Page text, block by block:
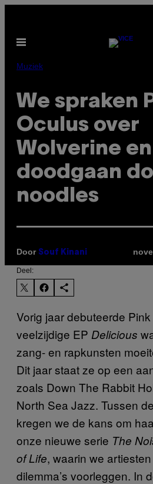
de
inhoud
Open
Muziek
We spraken
Oculus over
Wolverine en
doodgaan
noodles
Door Souf Kinani
Deel:
Vorig jaar debuteerde
veelzijdige EP Delicious
zang- en rapkunsten
Dit jaar staat ze op een
zoals Down The Rabbit
North Sea Jazz. Tussen
kregen we de kans om
onze nieuwe serie The
of Life, waarin we
dilemma’s voorleggen. In